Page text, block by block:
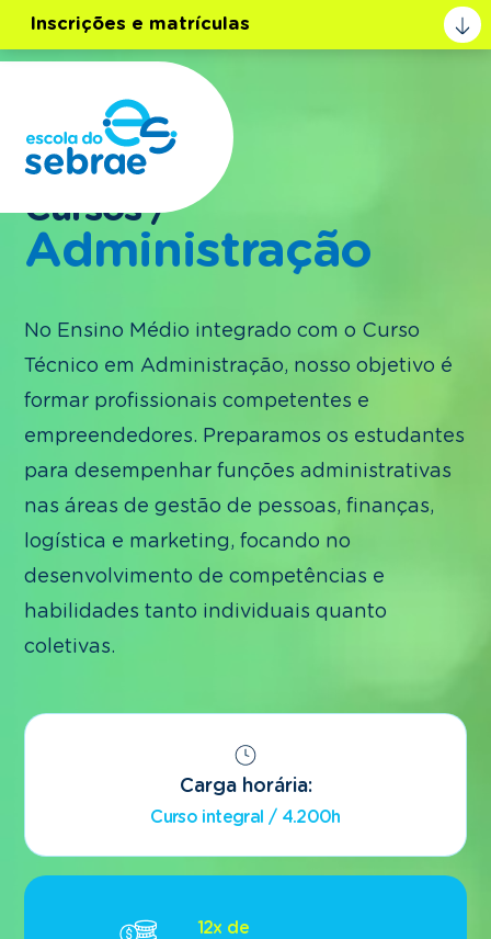
Inscrições e matrículas
Cursos /
Administração
No Ensino Médio integrado com o Curso
Técnico em Administração, nosso objetivo é
formar profissionais competentes e
empreendedores. Preparamos os estudantes
para desempenhar funções administrativas
nas áreas de gestão de pessoas, finanças,
logística e marketing, focando no
desenvolvimento de competências e
habilidades tanto individuais quanto
coletivas.
Carga horária:
Curso integral / 4.200h
12x de
Linguagens e suas tecnologias:
Arte
Espanhol para Negócios
Língua Portuguesa
Produção de texto e o mundo do
trabalho
Ciências Humanas e Sociais aplicadas:
Filosofia
Filosofia (Ética e Cidadania)
Geografia
História
Sociologia
Matemática e suas tecnologias: